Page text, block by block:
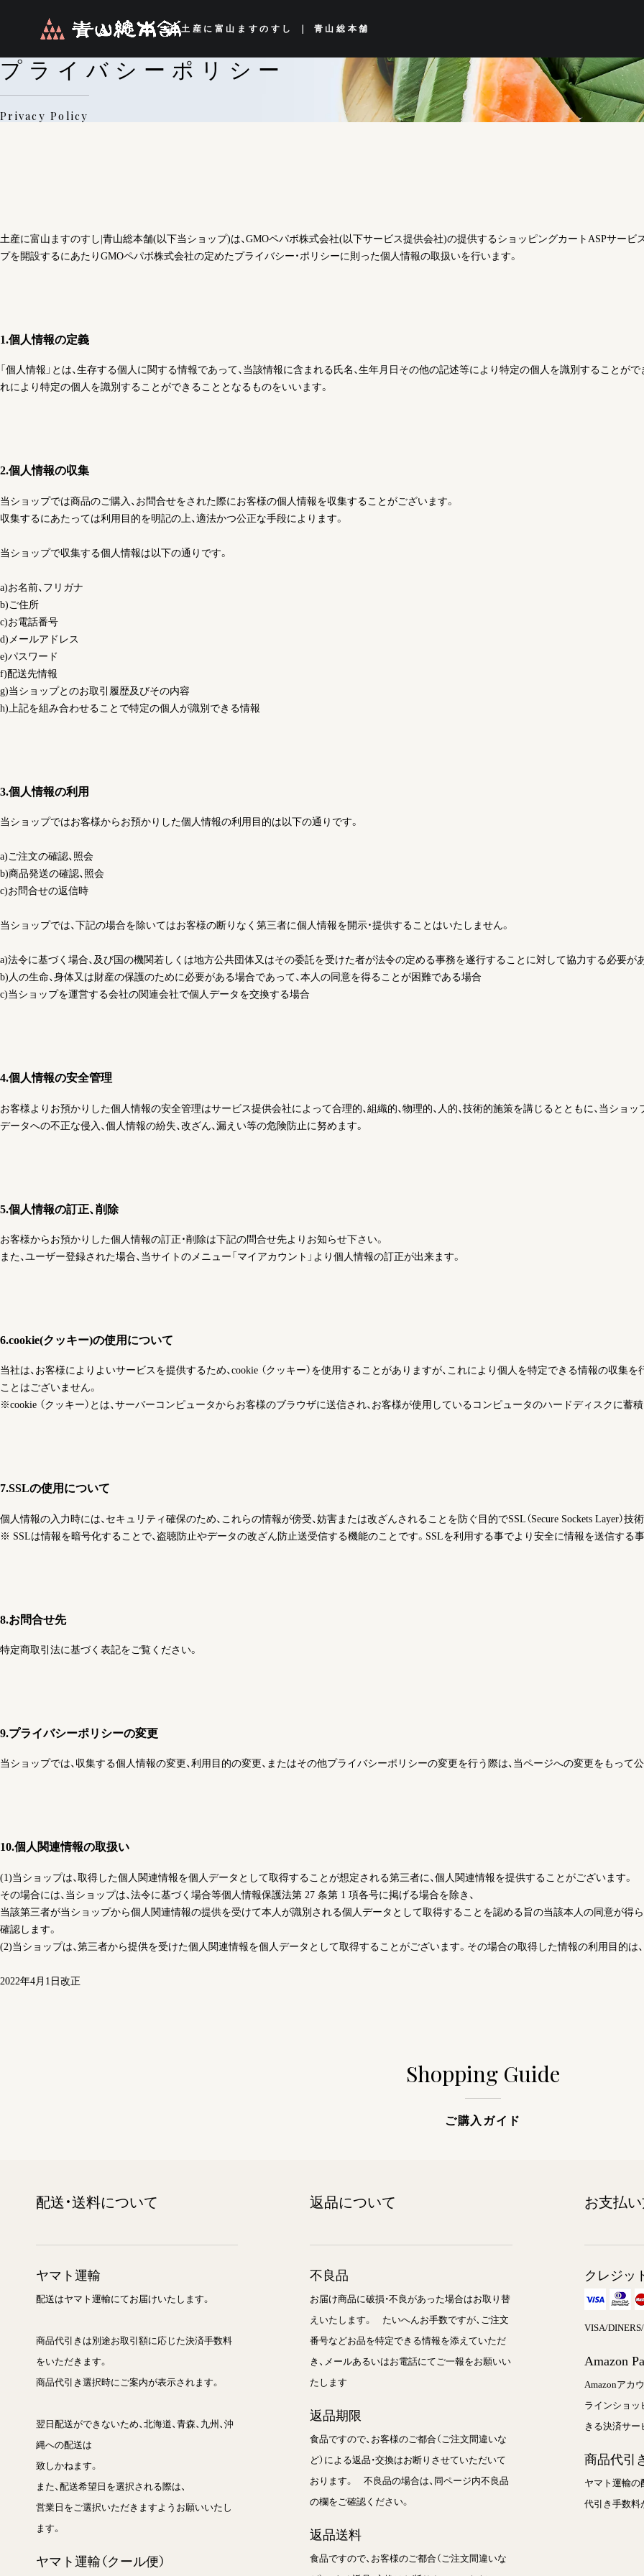
土産に富山ますのすし ｜ 青山総本舗
プライバシーポリシー
Privacy Policy
土産に富山ますのすし|青山総本舗(以下当ショップ)は、 GMOペパボ株式会社(以下サービス提供会社)の提供するショッピングカートASPサービ
プを開設するにあたりGMOペパボ株式会社の定めたプライバシー・ポリシーに則った個人情報の取扱いを行います。
1.個人情報の定義
「個人情報」とは、生存する個人に関する情報であって、当該情報に含まれる氏名、生年月日その他の記述等により特定の個人を識別することが
れにより特定の個人を識別することができることとなるものをいいます。
2.個人情報の収集
当ショップでは商品のご購入、お問合せをされた際にお客様の個人情報を収集することがございます。
収集するにあたっては利用目的を明記の上、適法かつ公正な手段によります。
当ショップで収集する個人情報は以下の通りです。
a)お名前、フリガナ
b)ご住所
c)お電話番号
d)メールアドレス
e)パスワード
f)配送先情報
g)当ショップとのお取引履歴及びその内容
h)上記を組み合わせることで特定の個人が識別できる情報
3.個人情報の利用
当ショップではお客様からお預かりした個人情報の利用目的は以下の通りです。
a)ご注文の確認、照会
b)商品発送の確認、照会
c)お問合せの返信時
当ショップでは、下記の場合を除いてはお客様の断りなく第三者に個人情報を開示・提供することはいたしません。
a)法令に基づく場合、及び国の機関若しくは地方公共団体又はその委託を受けた者が法令の定める事務を遂行することに対して協力する必要が
b)人の生命、身体又は財産の保護のために必要がある場合であって、本人の同意を得ることが困難である場合
c)当ショップを運営する会社の関連会社で個人データを交換する場合
4.個人情報の安全管理
お客様よりお預かりした個人情報の安全管理はサービス提供会社によって合理的、組織的、物理的、人的、技術的施策を講じるとともに、当シ
データへの不正な侵入、個人情報の紛失、改ざん、漏えい等の危険防止に努めます。
5.個人情報の訂正、削除
お客様からお預かりした個人情報の訂正・削除は下記の問合せ先よりお知らせ下さい。
また、ユーザー登録された場合、当サイトのメニュー「マイアカウント」より個人情報の訂正が出来ます。
6.cookie(クッキー)の使用について
当社は、お客様によりよいサービスを提供するため、cookie （クッキー）を使用することがありますが、これにより個人を特定できる情報の収集
ことはございません。
※cookie （クッキー）とは、サーバーコンピュータからお客様のブラウザに送信され、お客様が使用しているコンピュータのハードディスクに蓄
7.SSLの使用について
個人情報の入力時には、セキュリティ確保のため、これらの情報が傍受、妨害または改ざんされることを防ぐ目的でSSL（Secure Sockets Layer）技
※ SSLは情報を暗号化することで、盗聴防止やデータの改ざん防止送受信する機能のことです。SSLを利用する事でより安全に情報を送信する
8.お問合せ先
特定商取引法に基づく表記をご覧ください。
9.プライバシーポリシーの変更
当ショップでは、収集する個人情報の変更、利用目的の変更、またはその他プライバシーポリシーの変更を行う際は、当ページへの変更をもって
10.個人関連情報の取扱い
(1)当ショップは、取得した個人関連情報を個人データとして取得することが想定される第三者に、個人関連情報を提供することがございます。
その場合には、当ショップは、法令に基づく場合等個人情報保護法第 27 条第 1 項各号に掲げる場合を除き、
当該第三者が当ショップから個人関連情報の提供を受けて本人が識別される個人データとして取得することを認める旨の当該本人の同意が得
確認します。
(2)当ショップは、第三者から提供を受けた個人関連情報を個人データとして取得することがございます。その場合の取得した情報の利用目的は、
2022年4月1日改正
Shopping Guide
ご購入ガイド
配送・送料について
ヤマト運輸
配送はヤマト運輸にてお届けいたします。
商品代引きは別途お取引額に応じた決済手数料
をいただきます。
商品代引き選択時にご案内が表示されます。
翌日配送ができないため、北海道、青森、九州、沖
縄への配送は
致しかねます。
また、配送希望日を選択される際は、
営業日をご選択いただきますようお願いいたし
ます。
ヤマト運輸（クール便）
返品について
不良品
お届け商品に破損・不良があった場合はお取り替
えいたします。 たいへんお手数ですが、ご注文
番号などお品を特定できる情報を添えていただ
き、メールあるいはお電話にてご一報をお願いい
たします
返品期限
食品ですので、お客様のご都合（ご注文間違いな
ど）による返品・交換はお断りさせていただいて
おります。 不良品の場合は、同ページ内不良品
の欄をご確認ください。
返品送料
食品ですので、お客様のご都合（ご注文間違いな
お支払
クレジッ
VISA/
Amazon
Amazonアカ
ラインショッ
きる決済サー
商品代引
ヤマト運輸の
代引き手数料